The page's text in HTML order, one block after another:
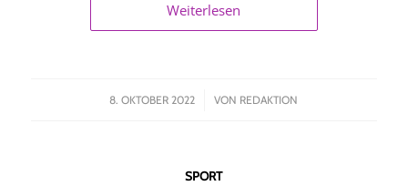
Weiterlesen
8. OKTOBER 2022
/ VON REDAKTION
SPORT